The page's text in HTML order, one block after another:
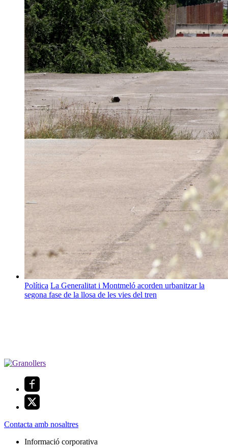
Política La Generalitat i Montmeló acorden urbanitzar la
segona fase de la llosa de les vies del tren
Contacta amb nosaltres
Informació corporativa